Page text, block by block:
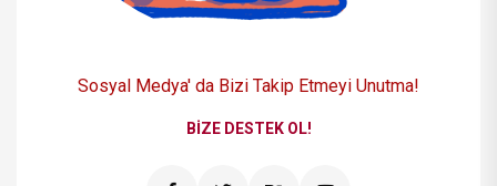
Sosyal Medya' da Bizi Takip Etmeyi Unutma!
BIZE DESTEK OL!